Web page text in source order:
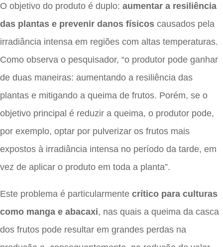
O objetivo do produto é duplo: aumentar a resiliência
das plantas e prevenir danos físicos causados pela
irradiância intensa em regiões com altas temperaturas.
Como observa o pesquisador, “o produtor pode ganhar
de duas maneiras: aumentando a resiliência das
plantas e mitigando a queima de frutos. Porém, se o
objetivo principal é reduzir a queima, o produtor pode,
por exemplo, optar por pulverizar os frutos mais
expostos à irradiância intensa no período da tarde, em
vez de aplicar o produto em toda a planta”.
Este problema é particularmente crítico para culturas
como manga e abacaxi, nas quais a queima da casca
dos frutos pode resultar em grandes perdas na